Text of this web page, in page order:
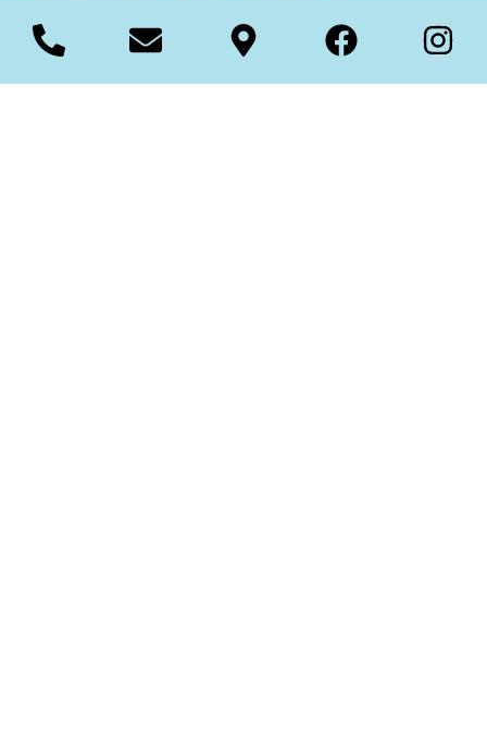
Moderne Dampfgarer sind benutzerfreundlich und mit
fortschrittlichen Funktionen ausgestattet.
Voreingestellte Programme für verschiedene